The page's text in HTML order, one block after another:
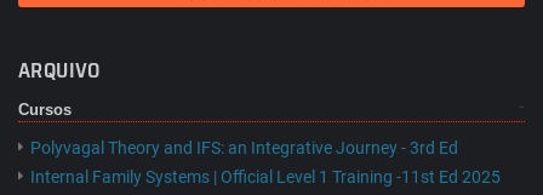
ARQUIVO
Cursos
Polyvagal Theory and IFS: an Integrative Journey - 3rd Ed
Internal Family Systems | Official Level 1 Training -11st Ed 2025